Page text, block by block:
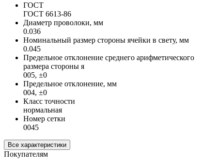
ГОСТ
ГОСТ 6613-86
Диаметр проволоки, мм
0.036
Номинальный размер стороны ячейки в свету, мм
0.045
Предельное отклонение среднего арифметического
размера стороны я
005, ±0
Предельное отклонение, мм
004, ±0
Класс точности
нормальная
Номер сетки
0045
Все характеристики
Покупателям